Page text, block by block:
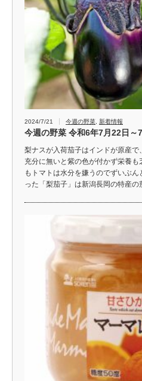
2024/7/21 今週の野菜 新着情報
今週の野菜 令和6年7月22日～
梨ナスが入荷茄子はインドが原産で
充分に無いと紫の色が付かず栄養
もトマトは水分を嫌うのでずいぶ
った「梨茄子」は新潟長岡の特産